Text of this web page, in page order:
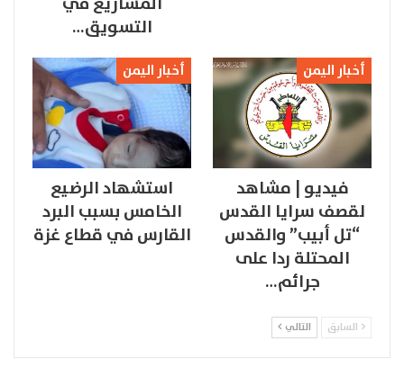
التسويق…
أخبار اليمن
فيديو | مشاهد
لقصف سرايا القدس
“تل أبيب” والقدس
المحتلة ردا على
جرائم…
أخبار اليمن
استشهاد الرضيع
الخامس بسبب البرد
القارس في قطاع غزة
السابق التالي